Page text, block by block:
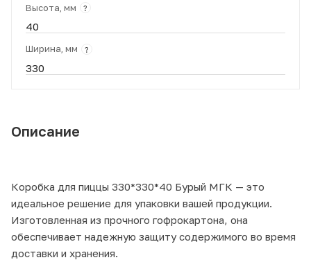
Высота, мм ?
40
Ширина, мм ?
330
Описание
Коробка для пиццы 330*330*40 Бурый МГК — это
идеальное решение для упаковки вашей продукции.
Изготовленная из прочного гофрокартона, она
обеспечивает надежную защиту содержимого во время
доставки и хранения.